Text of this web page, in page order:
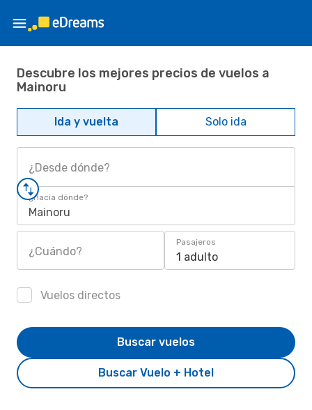
Descubre los mejores precios de vuelos a
Mainoru
Ida y vuelta Solo ida
¿Desde dónde?
¿Hacia dónde?
Mainoru
¿Cuándo?
Pasajeros
1 adulto
Vuelos directos
Buscar Vuelo + Hotel
Buscar vuelos